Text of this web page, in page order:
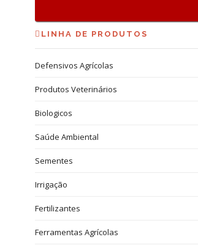
LINHA DE PRODUTOS
Defensivos Agrícolas
Produtos Veterinários
Biologicos
Saúde Ambiental
Sementes
Irrigação
Fertilizantes
Ferramentas Agrícolas